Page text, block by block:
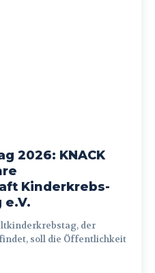
2026: KNACK
Kinderkrebs-
e.V.
soll die Öffentlichkeit